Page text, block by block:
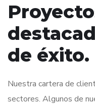
de éxito.
Nuestra cartera de
sectores. Algunos de